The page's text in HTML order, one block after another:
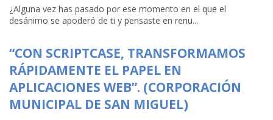
¿Alguna vez has pasado por ese momento en el que el
desánimo se apoderó de ti y pensaste en renu...
“CON SCRIPTCASE, TRANSFORMAMOS
RÁPIDAMENTE EL PAPEL EN
APLICACIONES WEB”. (CORPORACIÓN
MUNICIPAL DE SAN MIGUEL)